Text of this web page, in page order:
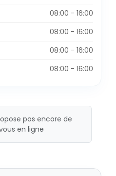
08:00 - 16:00
08:00 - 16:00
08:00 - 16:00
08:00 - 16:00
pas encore de
en ligne